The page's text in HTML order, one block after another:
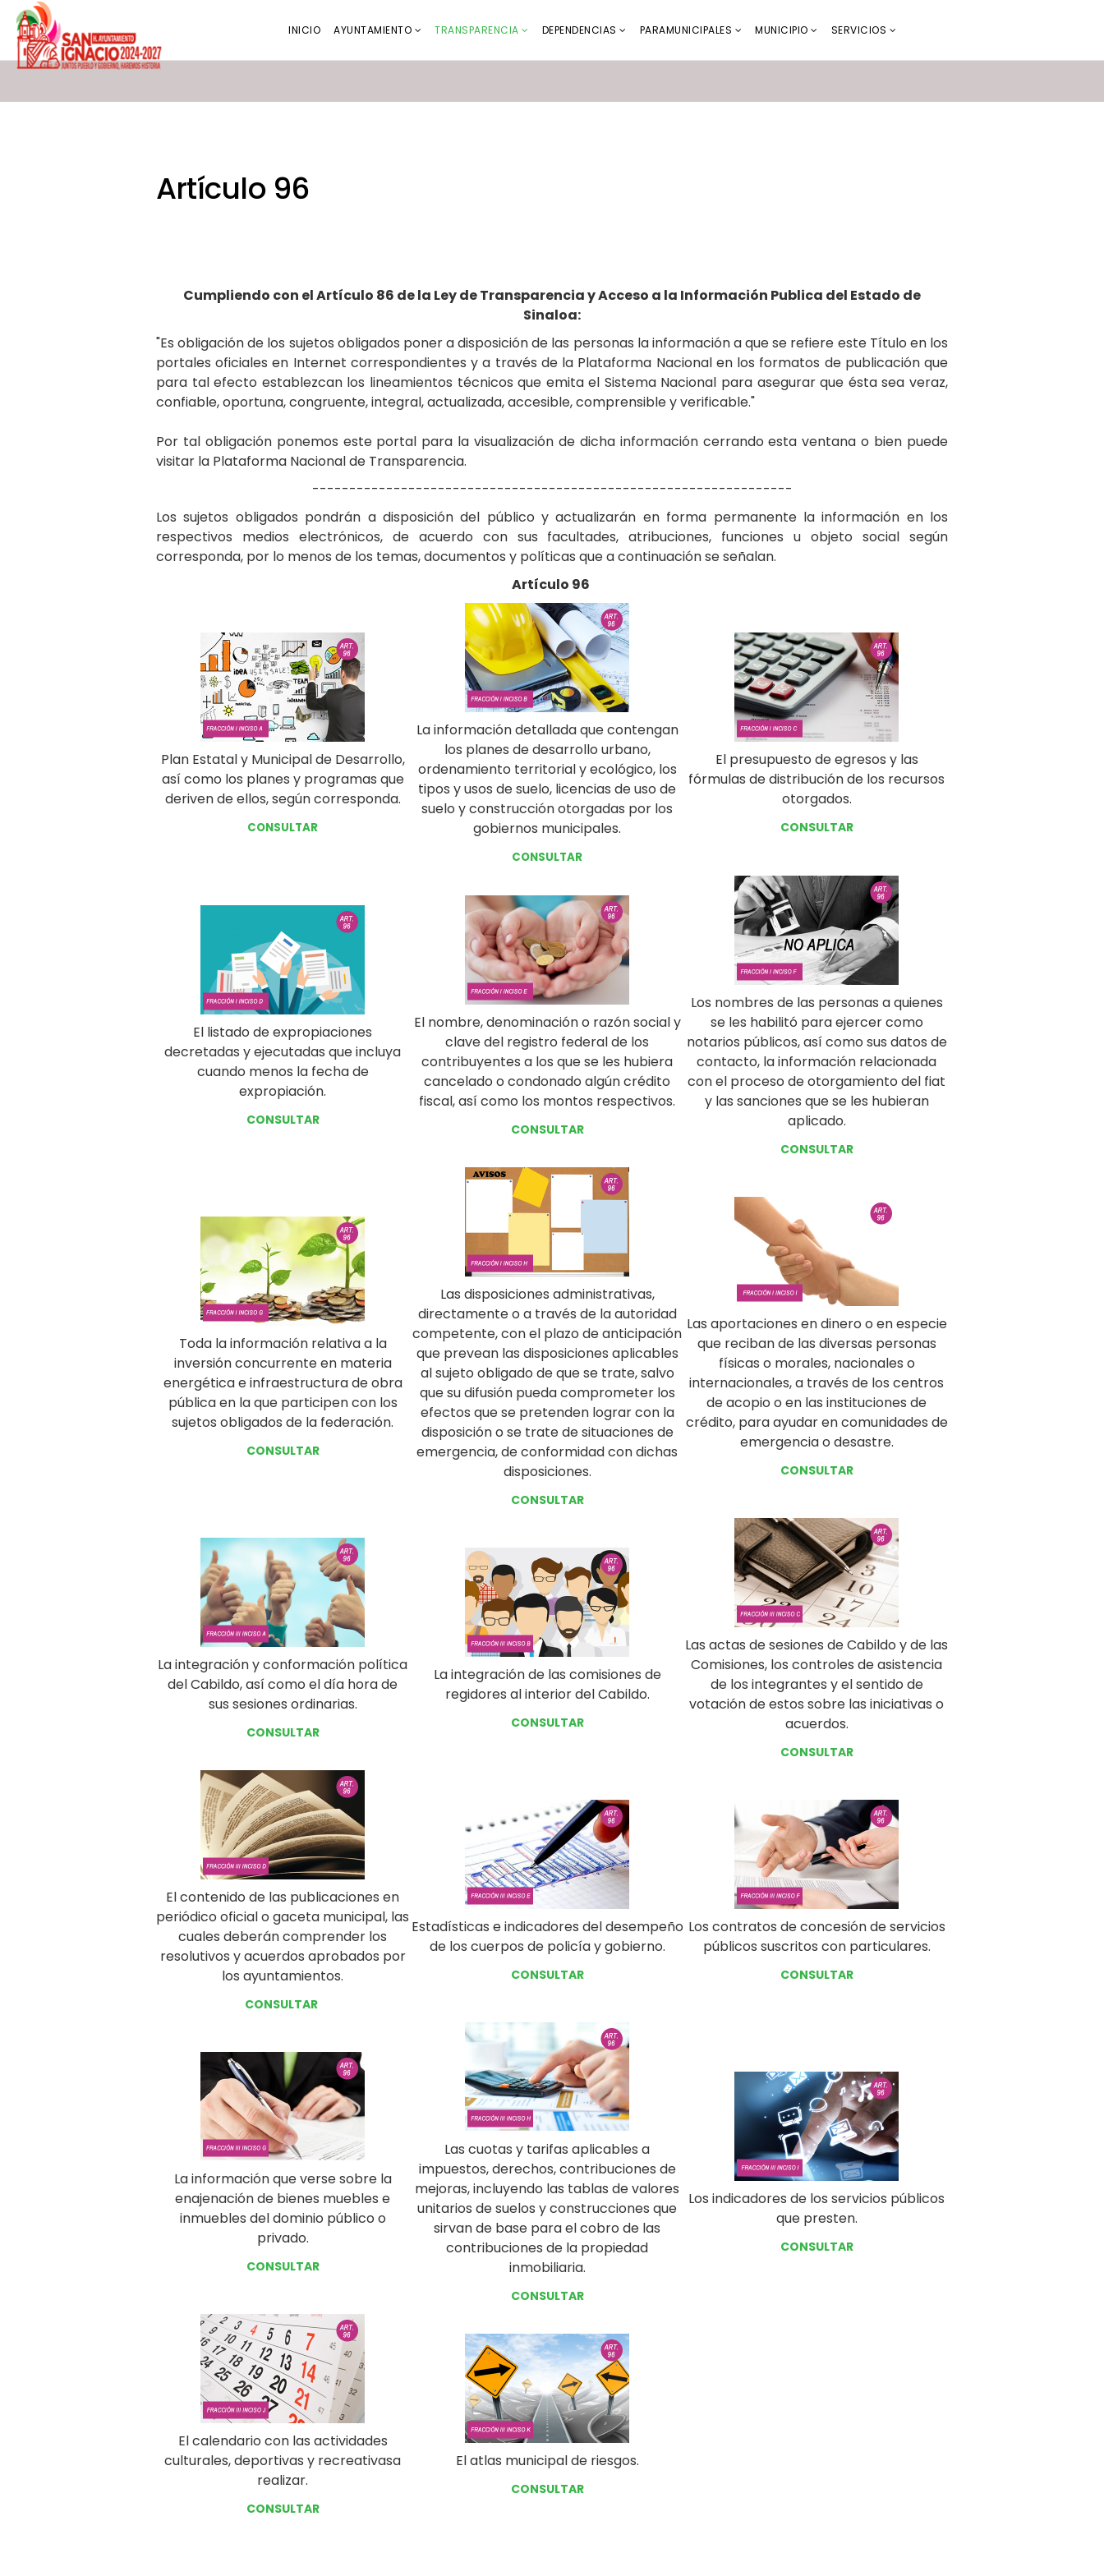
INICIO AYUNTAMIENTO TRANSPARENCIA DEPENDENCIAS PARAMUNICIPALES MUNICIPIO SERVICIOS
Artículo 96
Cumpliendo con el Artículo 86 de la Ley de Transparencia y Acceso a la Información Publica del Estado de
Sinaloa:
"Es obligación de los sujetos obligados poner a disposición de las personas la información a que se refiere este Título en los
portales oficiales en Internet correspondientes y a través de la Plataforma Nacional en los formatos de publicación que
para tal efecto establezcan los lineamientos técnicos que emita el Sistema Nacional para asegurar que ésta sea veraz,
confiable, oportuna, congruente, integral, actualizada, accesible, comprensible y verificable."
Por tal obligación ponemos este portal para la visualización de dicha información cerrando esta ventana o bien puede
visitar la Plataforma Nacional de Transparencia.
-----------------------------------------------------------------
Los sujetos obligados pondrán a disposición del público y actualizarán en forma permanente la información en los
respectivos medios electrónicos, de acuerdo con sus facultades, atribuciones, funciones u objeto social según
corresponda, por lo menos de los temas, documentos y políticas que a continuación se señalan.
Artículo 96
Plan Estatal y Municipal de Desarrollo,
así como los planes y programas que
deriven de ellos, según corresponda.
CONSULTAR
La información detallada que contengan
los planes de desarrollo urbano,
ordenamiento territorial y ecológico, los
tipos y usos de suelo, licencias de uso de
suelo y construcción otorgadas por los
gobiernos municipales.
CONSULTAR
El presupuesto de egresos y las
fórmulas de distribución de los recursos
otorgados.
CONSULTAR
El listado de expropiaciones
decretadas y ejecutadas que incluya
cuando menos la fecha de
expropiación.
CONSULTAR
El nombre, denominación o razón social y
clave del registro federal de los
contribuyentes a los que se les hubiera
cancelado o condonado algún crédito
fiscal, así como los montos respectivos.
CONSULTAR
Los nombres de las personas a quienes
se les habilitó para ejercer como
notarios públicos, así como sus datos de
contacto, la información relacionada
con el proceso de otorgamiento del fiat
y las sanciones que se les hubieran
aplicado.
CONSULTAR
Toda la información relativa a la
inversión concurrente en materia
energética e infraestructura de obra
pública en la que participen con los
sujetos obligados de la federación.
CONSULTAR
Las disposiciones administrativas,
directamente o a través de la autoridad
competente, con el plazo de anticipación
que prevean las disposiciones aplicables
al sujeto obligado de que se trate, salvo
que su difusión pueda comprometer los
efectos que se pretenden lograr con la
disposición o se trate de situaciones de
emergencia, de conformidad con dichas
disposiciones.
CONSULTAR
Las aportaciones en dinero o en especie
que reciban de las diversas personas
físicas o morales, nacionales o
internacionales, a través de los centros
de acopio o en las instituciones de
crédito, para ayudar en comunidades de
emergencia o desastre.
CONSULTAR
La integración y conformación política
del Cabildo, así como el día hora de
sus sesiones ordinarias.
CONSULTAR
La integración de las comisiones de
regidores al interior del Cabildo.
CONSULTAR
Las actas de sesiones de Cabildo y de las
Comisiones, los controles de asistencia
de los integrantes y el sentido de
votación de estos sobre las iniciativas o
acuerdos.
CONSULTAR
El contenido de las publicaciones en
periódico oficial o gaceta municipal, las
cuales deberán comprender los
resolutivos y acuerdos aprobados por
los ayuntamientos.
CONSULTAR
Estadísticas e indicadores del desempeño
de los cuerpos de policía y gobierno.
CONSULTAR
Los contratos de concesión de servicios
públicos suscritos con particulares.
CONSULTAR
La información que verse sobre la
enajenación de bienes muebles e
inmuebles del dominio público o
privado.
CONSULTAR
Las cuotas y tarifas aplicables a
impuestos, derechos, contribuciones de
mejoras, incluyendo las tablas de valores
unitarios de suelos y construcciones que
sirvan de base para el cobro de las
contribuciones de la propiedad
inmobiliaria.
CONSULTAR
Los indicadores de los servicios públicos
que presten.
CONSULTAR
El calendario con las actividades
culturales, deportivas y recreativasa
realizar.
CONSULTAR
El atlas municipal de riesgos.
CONSULTAR